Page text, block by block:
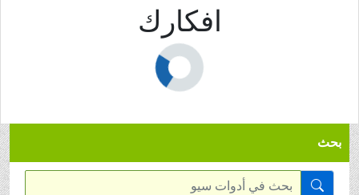
افكارك
بحث